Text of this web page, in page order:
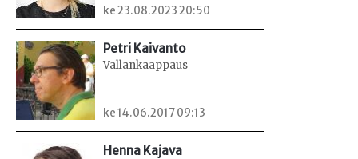
ke 23.08.2023 20:50
Petri Kaivanto
Vallankaappaus
ke 14.06.2017 09:13
Henna Kajava